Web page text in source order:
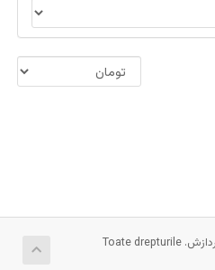
Copyright © 2026 شرکت پیام آوا پردازش. Toate drepturile